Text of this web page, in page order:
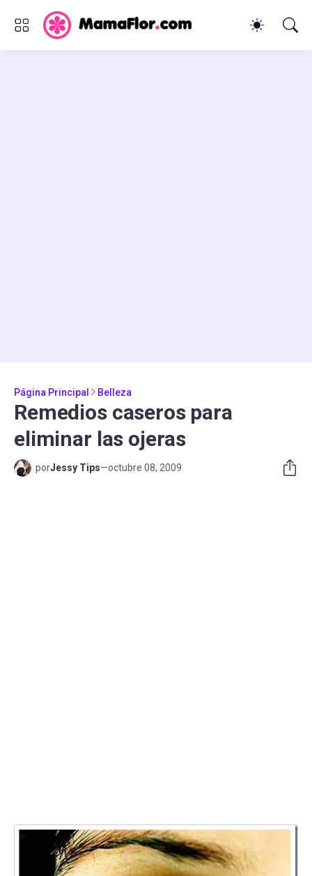
Página Principal Belleza
Remedios caseros para
eliminar las ojeras
porJessy Tips—octubre 08, 2009